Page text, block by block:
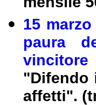
15
paura
"Difendo
affetti".